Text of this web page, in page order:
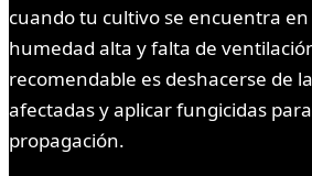
cuando tu cultivo se encuentra
humedad alta y falta de
recomendable es deshacerse de
afectadas y aplicar fungicidas
propagación.